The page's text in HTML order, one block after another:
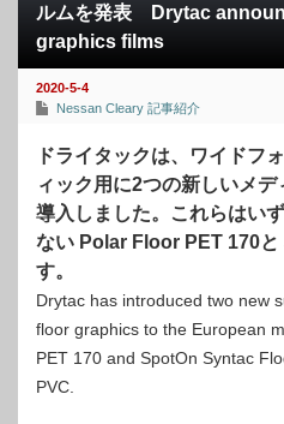
ルムを発表 Drytac
graphics films
2020-5-4
Nessan Cleary 記事紹介
ドライタックは、ワイドフ
ィック用に2つの新しいメ
導入しました。これらはい
ない Polar Floor PET 170
す。
Drytac has introduced two new
floor graphics to the European
PET 170 and SpotOn Syntac
PVC.